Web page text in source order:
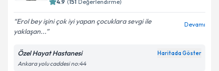
E-posta Adresiniz
Kişisel verilerimin işlenmesine ilişkin
4.9 (151 Değerlendirme)
Erol bey işini çok iyi yapan çocuklara sevgi ile
yaklaşan...
Devamı
Özel Hayat Hastanesi Haritada Göster
Ankara yolu caddesi no:44